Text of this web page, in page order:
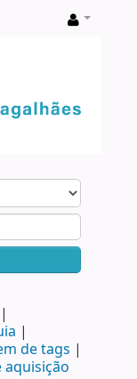
de tags
aquisição